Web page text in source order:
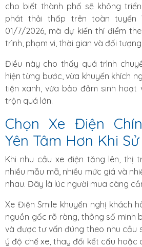
cho biết thành phố sẽ không
phát thải thấp trên toàn tuyến
01/7/2026, mà dự kiến thí điểm
trình, phạm vi, thời gian và đối
Điều này cho thấy quá trình
hiện từng bước, vừa khuyến khích
tiện xanh, vừa bảo đảm sinh hoạt
trộn quá lớn.
Chọn Xe Điện
Yên Tâm Hơn Khi
Khi nhu cầu xe điện tăng lên, thị
nhiều mẫu mã, nhiều mức giá và
nhau. Đây là lúc người mua càng
Xe Điện Smile khuyến nghị khách
nguồn gốc rõ ràng, thông số minh
và được tư vấn đúng theo nhu cầu
ý độ chế xe, thay đổi kết cấu hoặc